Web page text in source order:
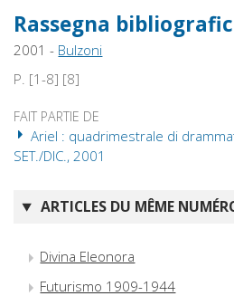
Rassegna
2001 - Bulzoni
P. [1-8] [8]
FAIT PARTIE DE
Ariel : quadrimestrale di
SET./DIC., 2001
ARTICLES DU MÊME
Divina Eleonora
Futurismo 1909-1944